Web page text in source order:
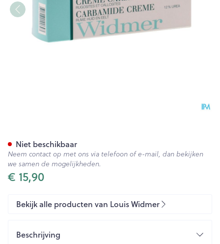
€ 15,90
Niet beschikbaar
Neem contact op met ons via telefoon of e-mail, dan bekijken
we samen de mogelijkheden.
Bekijk alle producten van Louis Widmer
Beschrijving